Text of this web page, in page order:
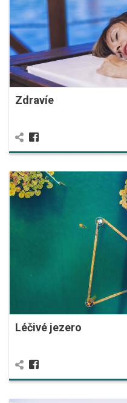
Zdravíe
Léčivé jezero